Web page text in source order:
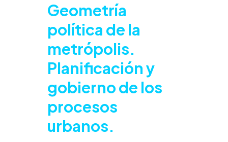
Geometría
política de la
metrópolis.
Planificación y
gobierno de los
procesos
urbanos.